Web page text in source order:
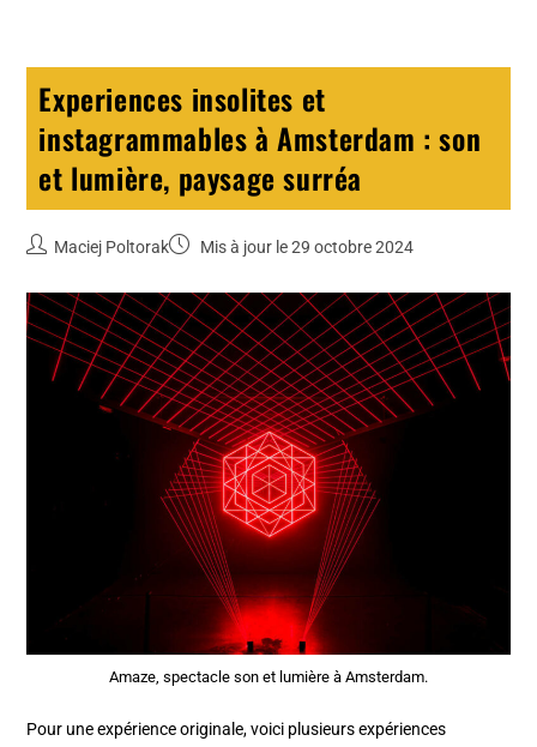
Experiences insolites et
instagrammables à Amsterdam : son
et lumière, paysage surréa
Maciej Poltorak Mis à jour le 29 octobre 2024
Amaze, spectacle son et lumière à Amsterdam.
Pour une expérience originale, voici plusieurs expériences